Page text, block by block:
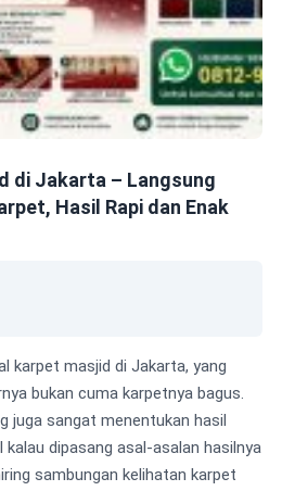
di Jakarta – Langsung
Hasil Rapi dan Enak
karpet masjid di Jakarta, yang
bukan cuma karpetnya bagus.
juga sangat menentukan hasil
kalau dipasang asal-asalan hasilnya
sambungan kelihatan karpet